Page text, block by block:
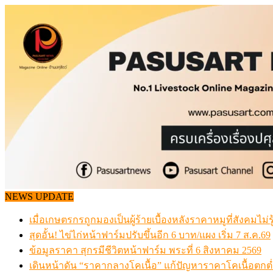
content
NEWS UPDATE
เมื่อเกษตรกรถูกมองเป็นผู้ร้ายเบื้องหลังราคาหมูที่สังคมไม่
สุดอั้น! ไข่ไก่หน้าฟาร์มปรับขึ้นอีก 6 บาท/แผง เริ่ม 7 ส.ค.69
ข้อมูลราคา สุกรมีชีวิตหน้าฟาร์ม พระที่ 6 สิงหาคม 2569
เดินหน้าดัน “ราคากลางโคเนื้อ” แก้ปัญหาราคาโคเนื้อตก